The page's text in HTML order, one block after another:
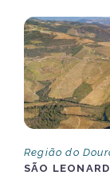
Região do
SÃO